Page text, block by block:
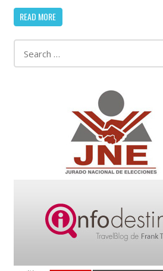
READ MORE